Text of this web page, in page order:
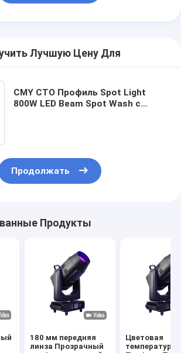
Лучшую Цену Для
CMY CTO Профиль Spot Light
800W LED Beam Spot Wash с
Продолжать
Продукты
180 мм передняя
линза Прозрачный
Цветовая
температура